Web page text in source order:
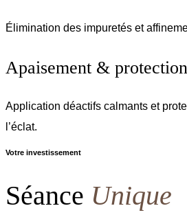
Élimination des impuretés et
Apaisement & protection
Application déactifs calmants et
l’éclat.
Votre investissement
Séance Unique